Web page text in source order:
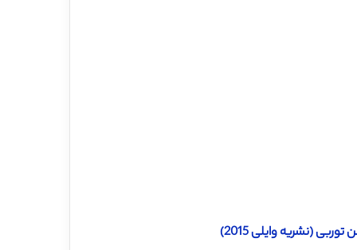
(نشریه وایلی 2015)